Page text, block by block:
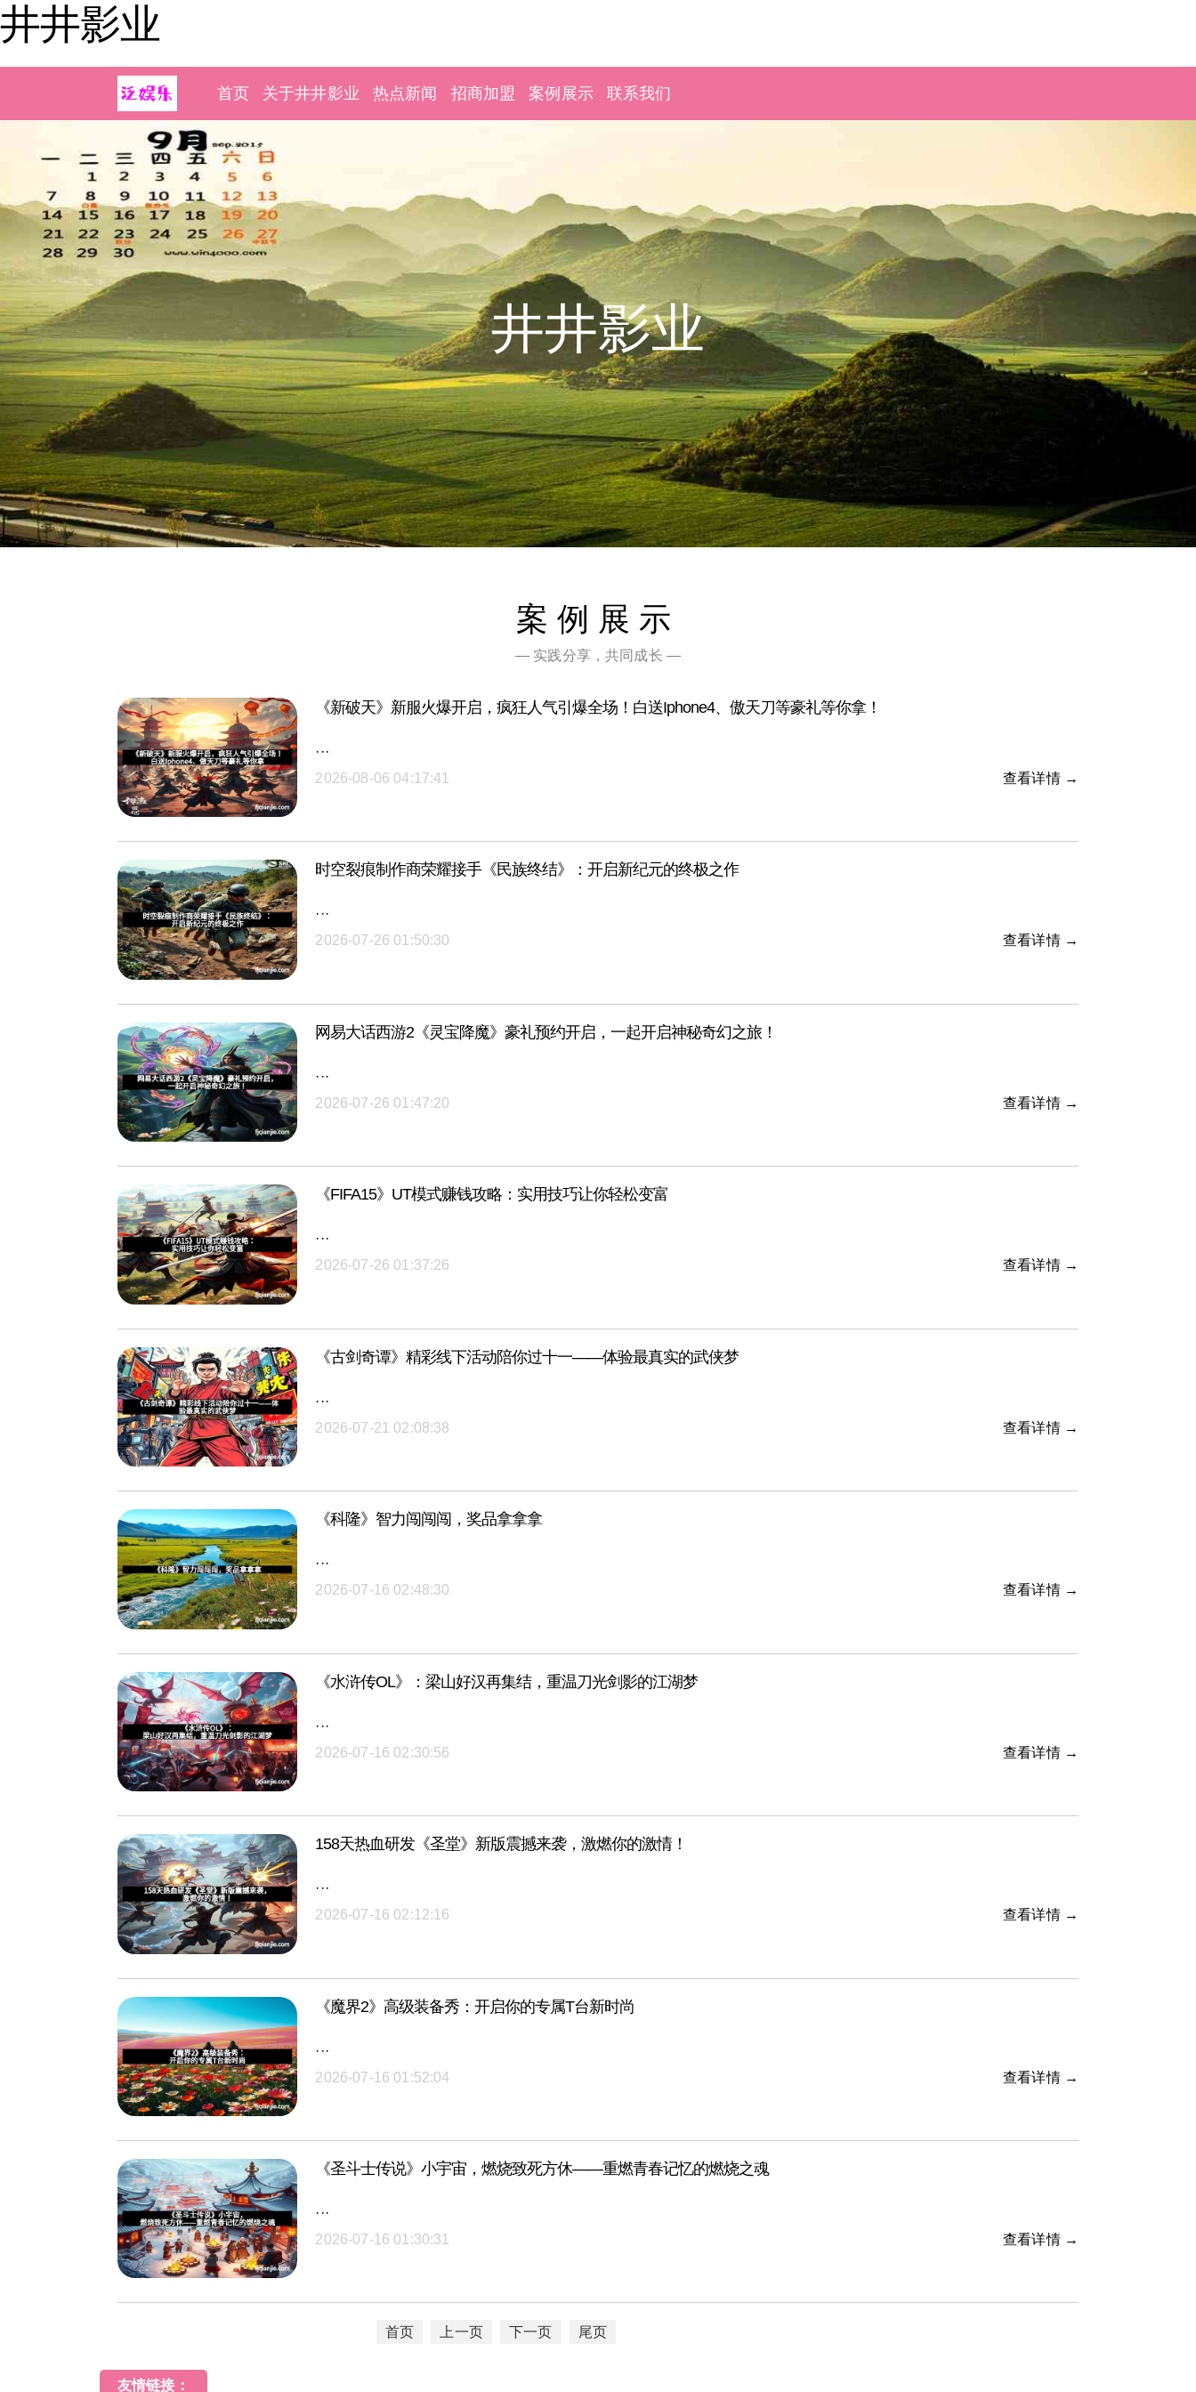
井井影业
首页 关于井井影业 热点新闻 招商加盟 案例展示 联系我们
井井影业
案例展示
— 实践分享，共同成长 —
《新破天》新服火爆开启，疯狂人气引爆全场！白送Iphone4、傲天刀等豪礼等你拿！
···
2026-08-06 04:17:41
查看详情 →
时空裂痕制作商荣耀接手《民族终结》：开启新纪元的终极之作
···
2026-07-26 01:50:30
查看详情 →
网易大话西游2《灵宝降魔》豪礼预约开启，一起开启神秘奇幻之旅！
···
2026-07-26 01:47:20
查看详情 →
《FIFA15》UT模式赚钱攻略：实用技巧让你轻松变富
···
2026-07-26 01:37:26
查看详情 →
《古剑奇谭》精彩线下活动陪你过十一——体验最真实的武侠梦
···
2026-07-21 02:08:38
查看详情 →
《科隆》智力闯闯闯，奖品拿拿拿
···
2026-07-16 02:48:30
查看详情 →
《水浒传OL》：梁山好汉再集结，重温刀光剑影的江湖梦
···
2026-07-16 02:30:56
查看详情 →
158天热血研发《圣堂》新版震撼来袭，激燃你的激情！
···
2026-07-16 02:12:16
查看详情 →
《魔界2》高级装备秀：开启你的专属T台新时尚
···
2026-07-16 01:52:04
查看详情 →
《圣斗士传说》小宇宙，燃烧致死方休——重燃青春记忆的燃烧之魂
···
2026-07-16 01:30:31
查看详情 →
首页 上一页 下一页 尾页
友情链接：